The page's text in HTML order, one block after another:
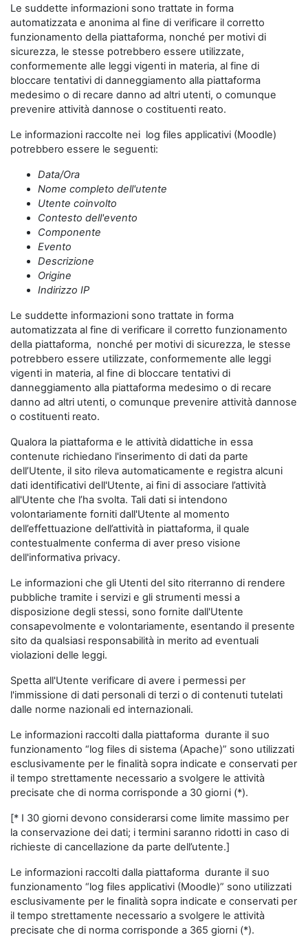
Le suddette informazioni sono trattate in forma
automatizzata e anonima al fine di verificare il corretto
funzionamento della piattaforma, nonché per motivi di
sicurezza, le stesse potrebbero essere utilizzate,
conformemente alle leggi vigenti in materia, al fine di
bloccare tentativi di danneggiamento alla piattaforma
medesimo o di recare danno ad altri utenti, o comunque
prevenire attività dannose o costituenti reato.
Le informazioni raccolte nei log files applicativi (Moodle)
potrebbero essere le seguenti:
Data/Ora
Nome completo dell'utente
Utente coinvolto
Contesto dell'evento
Componente
Evento
Descrizione
Origine
Indirizzo IP
Le suddette informazioni sono trattate in forma
automatizzata al fine di verificare il corretto funzionamento
della piattaforma, nonché per motivi di sicurezza, le stesse
potrebbero essere utilizzate, conformemente alle leggi
vigenti in materia, al fine di bloccare tentativi di
danneggiamento alla piattaforma medesimo o di recare
danno ad altri utenti, o comunque prevenire attività dannose
o costituenti reato.
Qualora la piattaforma e le attività didattiche in essa
contenute richiedano l'inserimento di dati da parte
dell’Utente, il sito rileva automaticamente e registra alcuni
dati identificativi dell'Utente, ai fini di associare l’attività
all'Utente che l’ha svolta. Tali dati si intendono
volontariamente forniti dall'Utente al momento
dell’effettuazione dell’attività in piattaforma, il quale
contestualmente conferma di aver preso visione
dell'informativa privacy.
Le informazioni che gli Utenti del sito riterranno di rendere
pubbliche tramite i servizi e gli strumenti messi a
disposizione degli stessi, sono fornite dall'Utente
consapevolmente e volontariamente, esentando il presente
sito da qualsiasi responsabilità in merito ad eventuali
violazioni delle leggi.
Spetta all'Utente verificare di avere i permessi per
l'immissione di dati personali di terzi o di contenuti tutelati
dalle norme nazionali ed internazionali.
Le informazioni raccolti dalla piattaforma durante il suo
funzionamento “log files di sistema (Apache)” sono utilizzati
esclusivamente per le finalità sopra indicate e conservati per
il tempo strettamente necessario a svolgere le attività
precisate che di norma corrisponde a 30 giorni (*).
[* I 30 giorni devono considerarsi come limite massimo per
la conservazione dei dati; i termini saranno ridotti in caso di
richieste di cancellazione da parte dell’utente.]
Le informazioni raccolti dalla piattaforma durante il suo
funzionamento “log files applicativi (Moodle)” sono utilizzati
esclusivamente per le finalità sopra indicate e conservati per
il tempo strettamente necessario a svolgere le attività
precisate che di norma corrisponde a 365 giorni (*).